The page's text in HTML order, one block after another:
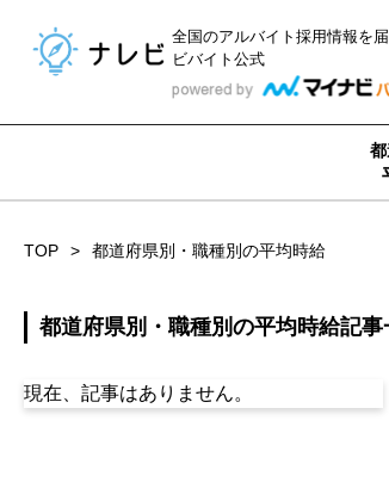
全国のアルバイト採用情報を
ビバイト公式
TOP 都道府県別・職種別の平均時給
都道府県別・職種別の平均時給記事
現在、記事はありません。